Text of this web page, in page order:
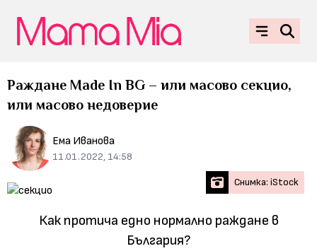
Раждане Made In BG – или масово секцио,
или масово недоверие
Ема Иванова
11.01.2022, 14:58
Снимка: iStock
Как протича едно нормално раждане в
България?